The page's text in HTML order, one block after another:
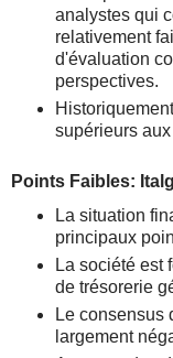
analystes qui
relativement
d'évaluation
perspectives.
supérieurs
Points Faibles:
La situation
principaux
La société est
de trésorerie
Le consensus
largement